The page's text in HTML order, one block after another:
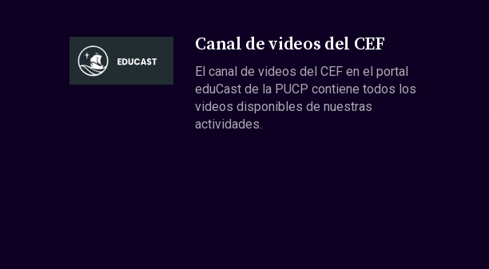
Canal de videos del CEF
El canal de videos del CEF en el portal
eduCast de la PUCP contiene todos los
videos disponibles de nuestras
actividades.